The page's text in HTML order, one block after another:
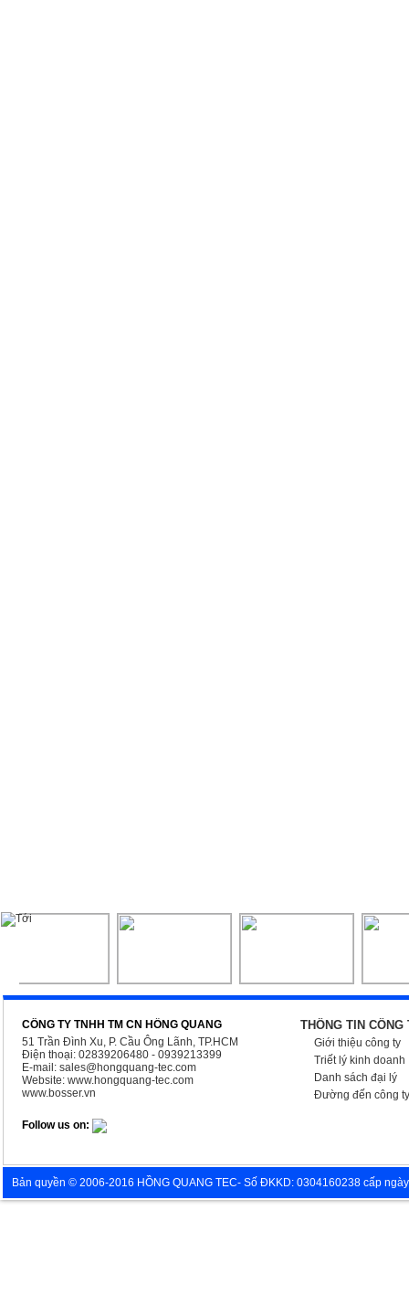
CÔNG TY TNHH TM CN HỒNG QUANG
51 Trần Đình Xu, P. Cầu Ông Lãnh, TP.HCM
Điện thoại: 02839206480 - 0939213399
E-mail: sales@hongquang-tec.com
Website: www.hongquang-tec.com
www.bosser.vn
Follow us on:
THÔNG TIN CÔNG
Giới thiệu công ty
Triết lý kinh doanh
Danh sách đại lý
Đường đến công ty
Bản quyền © 2006-2016 HỒNG QUANG TEC- Số ĐKKD: 0304160238 cấp